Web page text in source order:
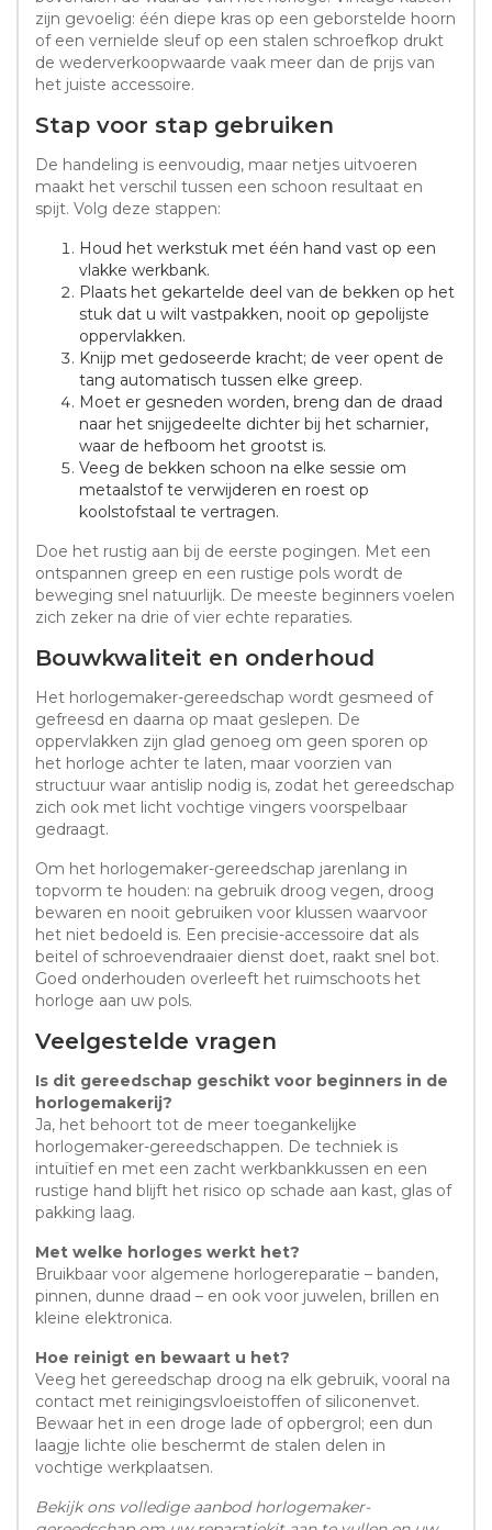
zijn gevoelig: één diepe kras op een geborstelde hoorn
of een vernielde sleuf op een stalen schroefkop drukt
de wederverkoopwaarde vaak meer dan de prijs van
het juiste accessoire.
Stap voor stap gebruiken
De handeling is eenvoudig, maar netjes uitvoeren
maakt het verschil tussen een schoon resultaat en
spijt. Volg deze stappen:
Houd het werkstuk met één hand vast op een
vlakke werkbank.
Plaats het gekartelde deel van de bekken op het
stuk dat u wilt vastpakken, nooit op gepolijste
oppervlakken.
Knijp met gedoseerde kracht; de veer opent de
tang automatisch tussen elke greep.
Moet er gesneden worden, breng dan de draad
naar het snijgedeelte dichter bij het scharnier,
waar de hefboom het grootst is.
Veeg de bekken schoon na elke sessie om
metaalstof te verwijderen en roest op
koolstofstaal te vertragen.
Doe het rustig aan bij de eerste pogingen. Met een
ontspannen greep en een rustige pols wordt de
beweging snel natuurlijk. De meeste beginners voelen
zich zeker na drie of vier echte reparaties.
Bouwkwaliteit en onderhoud
Het horlogemaker-gereedschap wordt gesmeed of
gefreesd en daarna op maat geslepen. De
oppervlakken zijn glad genoeg om geen sporen op
het horloge achter te laten, maar voorzien van
structuur waar antislip nodig is, zodat het gereedschap
zich ook met licht vochtige vingers voorspelbaar
gedraagt.
Om het horlogemaker-gereedschap jarenlang in
topvorm te houden: na gebruik droog vegen, droog
bewaren en nooit gebruiken voor klussen waarvoor
het niet bedoeld is. Een precisie-accessoire dat als
beitel of schroevendraaier dienst doet, raakt snel bot.
Goed onderhouden overleeft het ruimschoots het
horloge aan uw pols.
Veelgestelde vragen
Is dit gereedschap geschikt voor beginners in de
horlogemakerij?
Ja, het behoort tot de meer toegankelijke
horlogemaker-gereedschappen. De techniek is
intuïtief en met een zacht werkbankkussen en een
rustige hand blijft het risico op schade aan kast, glas of
pakking laag.
Met welke horloges werkt het?
Bruikbaar voor algemene horlogereparatie – banden,
pinnen, dunne draad – en ook voor juwelen, brillen en
kleine elektronica.
Hoe reinigt en bewaart u het?
Veeg het gereedschap droog na elk gebruik, vooral na
contact met reinigingsvloeistoffen of siliconenvet.
Bewaar het in een droge lade of opbergrol; een dun
laagje lichte olie beschermt de stalen delen in
vochtige werkplaatsen.
Bekijk ons volledige aanbod horlogemaker-